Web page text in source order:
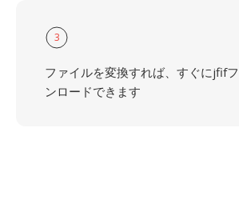
3
ファイルを変換すれば、すぐにjfif
ンロードできます